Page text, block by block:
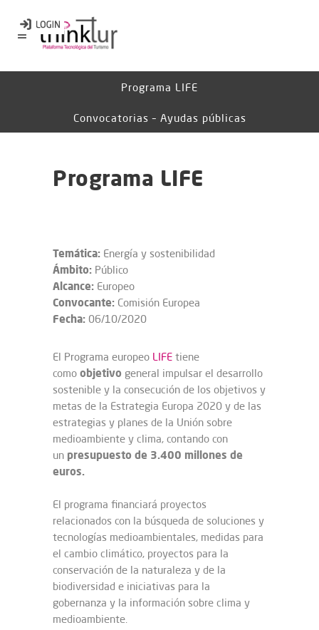
Programa LIFE
Convocatorias – Ayudas públicas
Programa LIFE
Temática: Energía y sostenibilidad
Ámbito: Público
Alcance: Europeo
Convocante: Comisión Europea
Fecha: 06/10/2020
El Programa europeo LIFE tiene
como objetivo general impulsar el desarrollo
sostenible y la consecución de los objetivos y
metas de la Estrategia Europa 2020 y de las
estrategias y planes de la Unión sobre
medioambiente y clima, contando con
un presupuesto de 3.400 millones de
euros.
El programa financiará proyectos
relacionados con la búsqueda de soluciones y
tecnologías medioambientales, medidas para
el cambio climático, proyectos para la
conservación de la naturaleza y de la
biodiversidad e iniciativas para la
gobernanza y la información sobre clima y
medioambiente.